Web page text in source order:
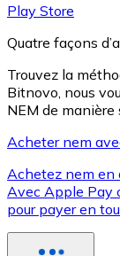
XRP
XRP
Play Store
Quatre façons
Trouvez la
Bitnovo, nous
NEM de manière
Acheter nem
Achetez nem en
Avec Apple Pay
pour payer en